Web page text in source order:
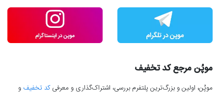
موپُن مرجع کد تخفیف
موپُن، اولین و بزرگ‌ترین پلتفرم بررسی، اشتراک‌گذاری و معرفیکد تخفیف و